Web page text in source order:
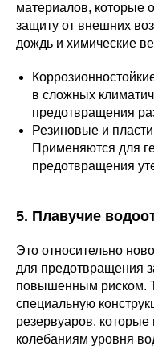
материалов, которые
защиту от внешних
дождь и химические
в сложных
предотвращения
Резиновые и
Применяются для
предотвращения
5. Плавучие
Это относительно
для предотвращения
повышенным риском.
специальную
резервуаров, которые
колебаниям уровня